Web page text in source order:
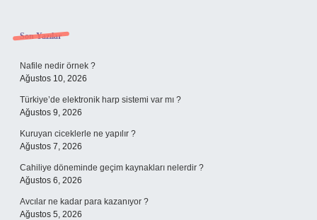
Sidebar
Son Yazılar
Nafile nedir örnek ?
Ağustos 10, 2026
Türkiye’de elektronik harp sistemi var mı ?
Ağustos 9, 2026
Kuruyan ciceklerle ne yapılır ?
Ağustos 7, 2026
Cahiliye döneminde geçim kaynakları nelerdir ?
Ağustos 6, 2026
Avcılar ne kadar para kazanıyor ?
Ağustos 5, 2026